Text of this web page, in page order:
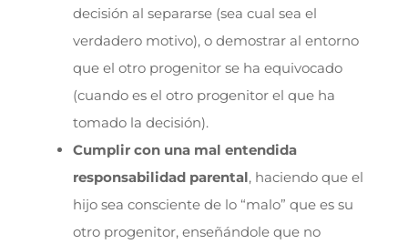
decisión al separarse (sea cual sea el
verdadero motivo), o demostrar al entorno
que el otro progenitor se ha equivocado
(cuando es el otro progenitor el que ha
tomado la decisión).
Cumplir con una mal entendida
responsabilidad parental, haciendo que el
hijo sea consciente de lo “malo” que es su
otro progenitor, enseñándole que no